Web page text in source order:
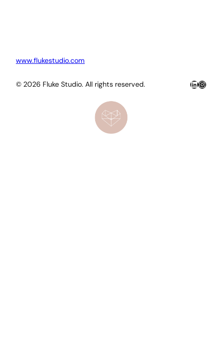
www.flukestudio.com
© 2026 Fluke Studio. All rights reserved. LinkedIn